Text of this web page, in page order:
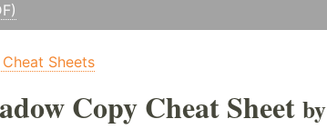
Sheets
Copy Cheat Sheet by